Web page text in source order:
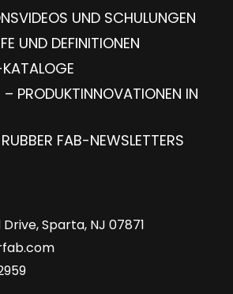
UND SCHULUNGEN
UND DEFINITIONEN
– PRODUKTINNOVATIONEN IN
FAB-NEWSLETTERS
Sparta, NJ 07871